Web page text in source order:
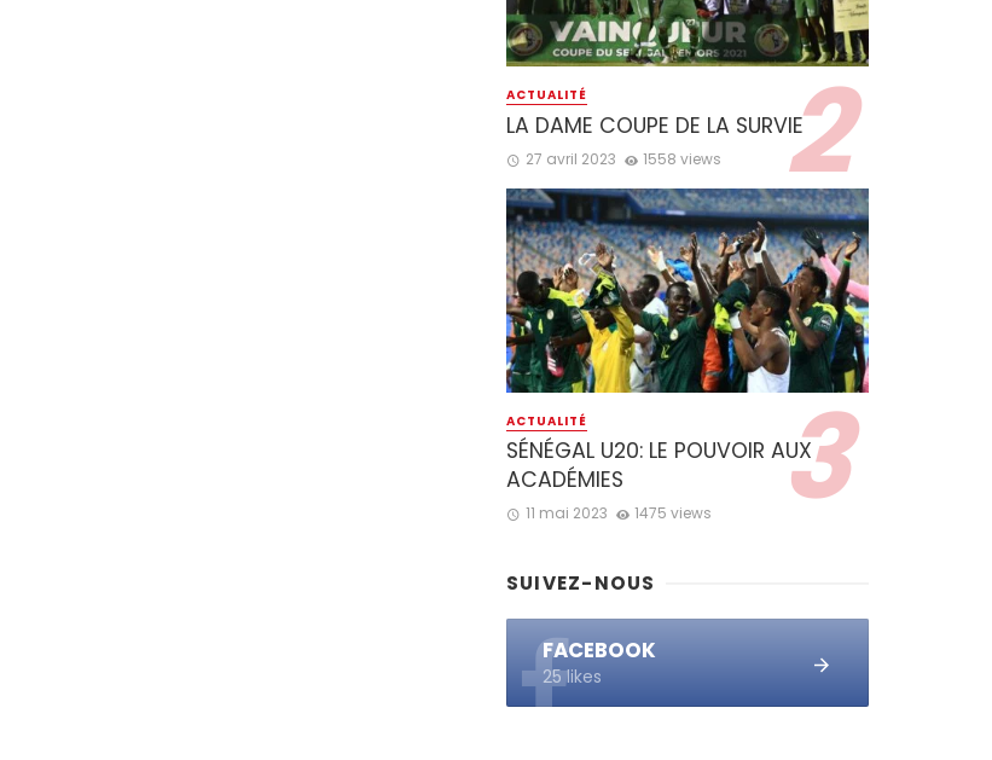
ACTUALITÉ
LA DAME COUPE DE LA SURVIE
27 avril 2023 1558 views
ACTUALITÉ
SÉNÉGAL U20: LE POUVOIR AUX
ACADÉMIES
11 mai 2023 1475 views
SUIVEZ-NOUS
FACEBOOK
25 likes